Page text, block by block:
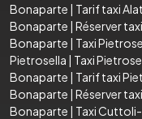
Bonaparte | Tarif taxi
Bonaparte | Réserver
Bonaparte | Taxi
Pietrosella | Taxi
Bonaparte | Tarif taxi
Bonaparte | Réserver
Bonaparte | Taxi